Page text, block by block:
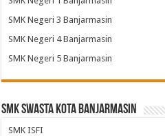
SMK Negeri 3 Banjarmasin
SMK Negeri 4 Banjarmasin
SMK Negeri 5 Banjarmasin
SMK Swasta Kota Banjarmasin
SMK ISFI